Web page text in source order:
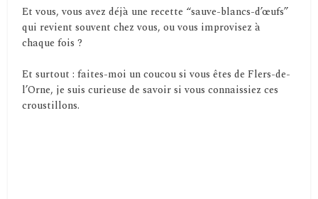
Et vous, vous avez déjà une recette “sauve-blancs-d’œufs”
qui revient souvent chez vous, ou vous improvisez à
chaque fois ?
Et surtout : faites-moi un coucou si vous êtes de Flers-de-
l’Orne, je suis curieuse de savoir si vous connaissiez ces
croustillons.